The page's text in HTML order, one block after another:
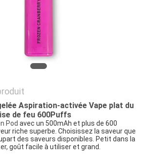
Aspiration-activée Vape plat du
de feu 600Puffs
Pod avec un 500mAh et plus de 600
riche superbe. Choisissez la saveur que
des saveurs disponibles. Petit dans la
goût facile à utiliser et grand.